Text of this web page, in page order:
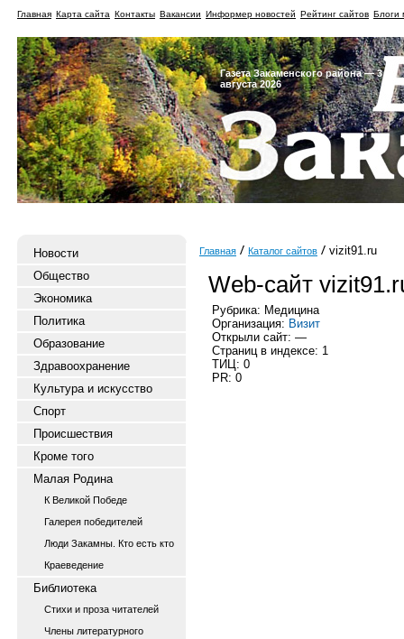
Главная Карта сайта Контакты Вакансии Информер новостей Рейтинг сайтов Блоги
Газета Закаменского района — 3
августа 2026
Новости
Общество
Экономика
Политика
Образование
Здравоохранение
Культура и искусство
Спорт
Происшествия
Кроме того
Малая Родина
К Великой Победе
Галерея победителей
Люди Закамны. Кто есть кто
Краеведение
Библиотека
Стихи и проза читателей
Члены литературного
Главная Каталог сайтов vizit91.ru
Web-сайт
Рубрика: Медицина
Организация: Визит
Открыли сайт: —
Страниц в индексе: 1
ТИЦ: 0
PR: 0